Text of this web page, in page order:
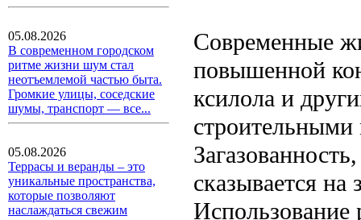
05.08.2026
В современном городском
ритме жизни шум стал
неотъемлемой частью быта.
Громкие улицы, соседские
шумы, транспорт — все...
05.08.2026
Террасы и веранды – это
уникальные пространства,
которые позволяют
наслаждаться свежим
Современные
повышенной
ксилола и
сказывается
Использование